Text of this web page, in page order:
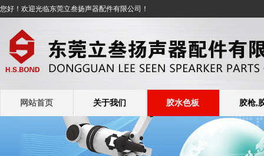
您好！欢迎光临东莞立叁扬声器配件有限公司！
网站首页 关于我们 胶水色板 胶枪,